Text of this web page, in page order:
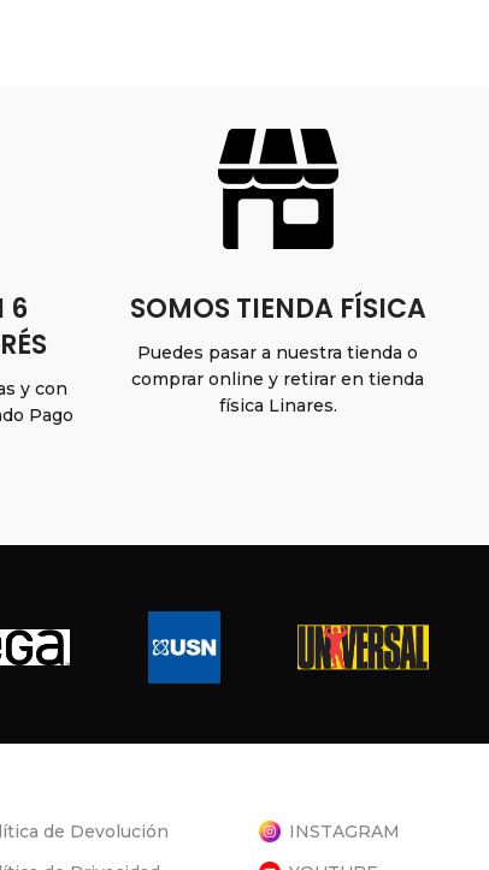
6
y con
Pago
SOMOS TIENDA FÍSICA
Puedes pasar a nuestra tienda o
comprar online y retirar en tienda
física Linares.
de Devolución
INSTAGRAM